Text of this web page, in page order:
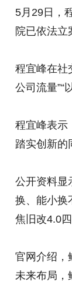
5月29日，
院已依法立
程宜峰在社
公司流量”“
程宜峰表示
踏实创新的
公开资料显
换、能小换
焦旧改4.0
官网介绍，
未来布局，